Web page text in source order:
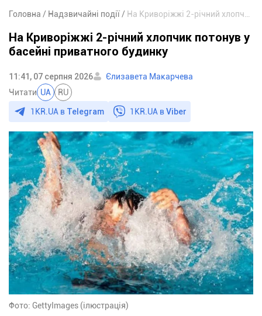
Головна Надзвичайні події
На Криворіжжі 2-річний хлопчик потонув у
басейні приватного будинку
11:41, 07 серпня 2026
Єлизавета Макарчева
Читати UA RU
1KR.UA в Telegram 1KR.UA вViber
Фото: GettyImages (ілюстрація)